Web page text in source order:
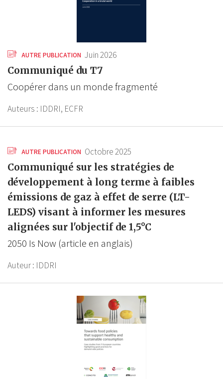
AUTRE PUBLICATION Juin 2026
Communiqué du T7
Coopérer dans un monde fragmenté
Auteurs : IDDRI, ECFR
AUTRE PUBLICATION Octobre 2025
Communiqué sur les stratégies de
développement à long terme à faibles
émissions de gaz à effet de serre (LT-
LEDS) visant à informer les mesures
alignées sur l'objectif de 1,5°C
2050 Is Now (article en anglais)
Auteur : IDDRI